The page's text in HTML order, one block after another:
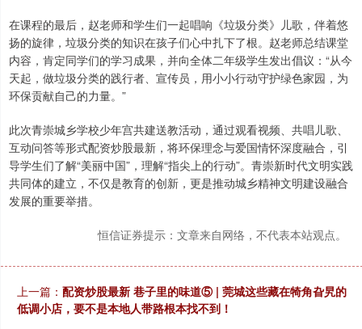
在课程的最后，赵老师和学生们一起唱响《垃圾分类》儿歌，伴着悠
扬的旋律，垃圾分类的知识在孩子们心中扎下了根。赵老师总结课堂
内容，肯定同学们的学习成果，并向全体二年级学生发出倡议：“从今
天起，做垃圾分类的践行者、宣传员，用小小行动守护绿色家园，为
环保贡献自己的力量。”
此次青崇城乡学校少年宫共建送教活动，通过观看视频、共唱儿歌、
互动问答等形式配资炒股最新，将环保理念与爱国情怀深度融合，引
导学生们了解“美丽中国”，理解“指尖上的行动”。青崇新时代文明实践
共同体的建立，不仅是教育的创新，更是推动城乡精神文明建设融合
发展的重要举措。
恒信证券提示：文章来自网络，不代表本站观点。
上一篇： 配资炒股最新 巷子里的味道⑤ | 莞城这些藏在犄角旮旯的
低调小店，要不是本地人带路根本找不到！